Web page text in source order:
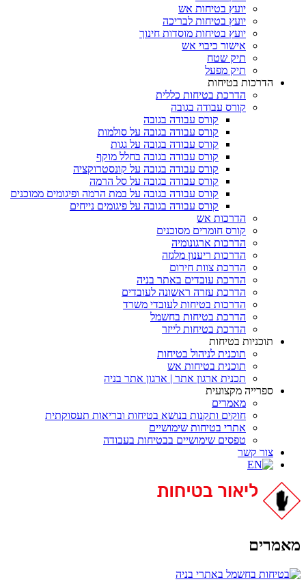
יועץ בטיחות אש
יועץ בטיחות לבריכה
יועץ בטיחות מוסדות חינוך
אישור כיבוי אש
תיק שטח
תיק מפעל
הדרכות בטיחות
הדרכת בטיחות כללית
קורס עבודה בגובה
קורס עבודה בגובה
קורס עבודה בגובה על סולמות
קורס עבודה בגובה על גגות
קורס עבודה בגובה בחלל מוקף
קורס עבודה בגובה על קונסטרוקציה
קורס עבודה בגובה על סל הרמה
קורס עבודה בגובה על במת הרמה ופיגומים ממוכנים
קורס עבודה בגובה על פיגומים נייחים
הדרכות אש
קורס חומרים מסוכנים
הדרכות ארגונומיה
הדרכות ריענון מלגזה
הדרכת צוות חירום
הדרכת עובדים באתר בניה
הדרכת עזרה ראשונה לעובדים
הדרכות בטיחות לעובדי משרד
הדרכת בטיחות בחשמל
הדרכת בטיחות לייזר
תוכניות בטיחות
תוכנית לניהול בטיחות
תוכנית בטיחות אש
תכנית ארגון אתר | ארגון אתר בניה
ספרייה מקצועית
מאמרים
חוקים ותקנות בנושא בטיחות ובריאות תעסוקתית
אתרי בטיחות שימושיים
טפסים שימושיים בבטיחות בעבודה
צור קשר
מאמרים